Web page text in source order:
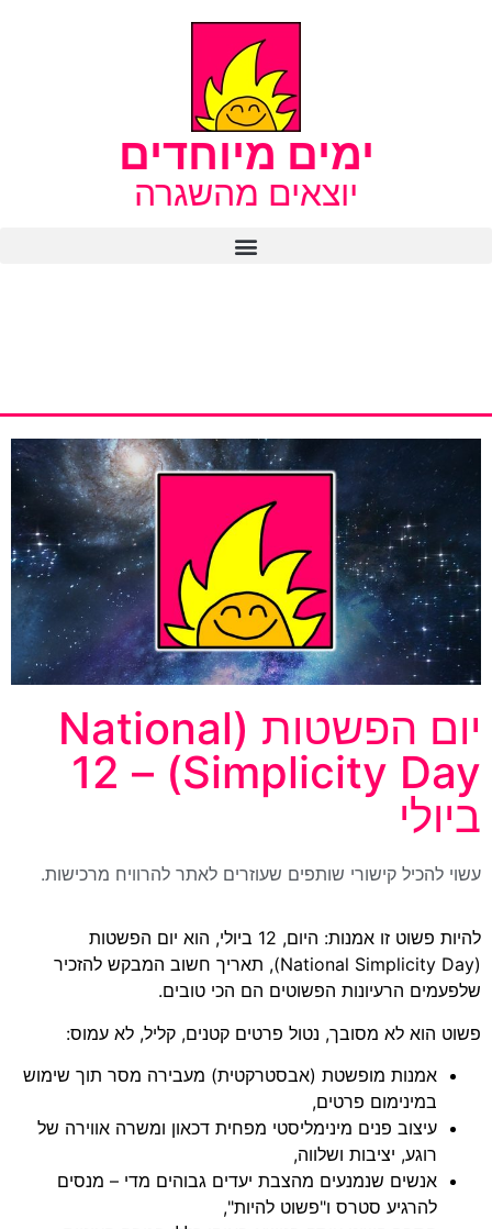
ימים מיוחדים
יוצאים מהשגרה
יום הפשטות (National
Simplicity Day) – 12
ביולי
עשוי להכיל קישורי שותפים שעוזרים לאתר להרוויח מרכישות.
להיות פשוט זו אמנות: היום, 12 ביולי, הוא יום הפשטות
(National Simplicity Day), תאריך חשוב המבקש להזכיר
שלפעמים הרעיונות הפשוטים הם הכי טובים.
פשוט הוא לא מסובך, נטול פרטים קטנים, קליל, לא עמוס:
אמנות מופשטת (אבסטרקטית) מעבירה מסר תוך שימוש
במינימום פרטים,
עיצוב פנים מינימליסטי מפחית דכאון ומשרה אווירה של
רוגע, יציבות ושלווה,
אנשים שנמנעים מהצבת יעדים גבוהים מדי – מנסים
להרגיע סטרס ו"פשוט להיות",